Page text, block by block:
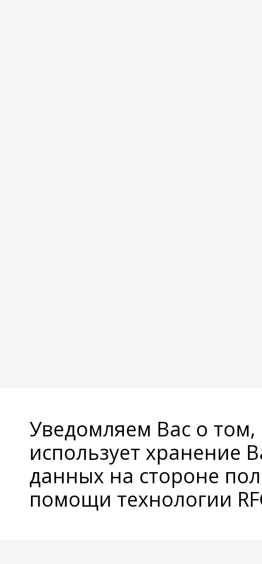
Уведомляем Вас о
использует хранение
данных на стороне
помощи технологии